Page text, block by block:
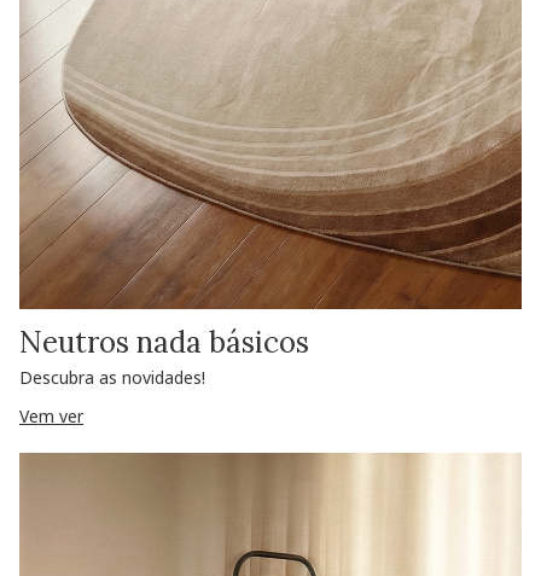
Neutros nada básicos
Descubra as novidades!
Vem ver